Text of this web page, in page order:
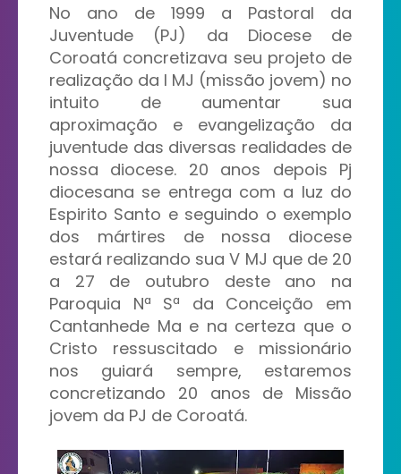
No ano de 1999 a Pastoral da
Juventude (PJ) da Diocese de
Coroatá concretizava seu projeto de
realização da I MJ (missão jovem) no
intuito de aumentar sua
aproximação e evangelização da
juventude das diversas realidades de
nossa diocese. 20 anos depois Pj
diocesana se entrega com a luz do
Espirito Santo e seguindo o exemplo
dos mártires de nossa diocese
estará realizando sua V MJ que de 20
a 27 de outubro deste ano na
Paroquia Nª Sª da Conceição em
Cantanhede Ma e na certeza que o
Cristo ressuscitado e missionário
nos guiará sempre, estaremos
concretizando 20 anos de Missão
jovem da PJ de Coroatá.